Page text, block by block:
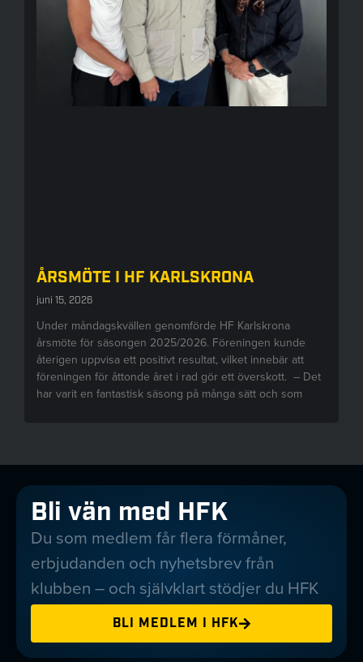
ÅRSMÖTE I HF KARLSKRONA
juni 15, 2026
Under måndagskvällen genomförde HF Karlskrona
årsmöte för säsongen 2025/2026. Föreningen kunde
återigen uppvisa ett positivt resultat, vilket innebär att
föreningen för åttonde året i rad gör ett överskott. – Det
har varit en fantastisk säsong på många sätt och som
Bli vän med HFK
Du som medlem får flera förmåner,
erbjudanden och nyhetsbrev från
klubben – och självklart stödjer du HFK
BLI MEDLEM I HFK